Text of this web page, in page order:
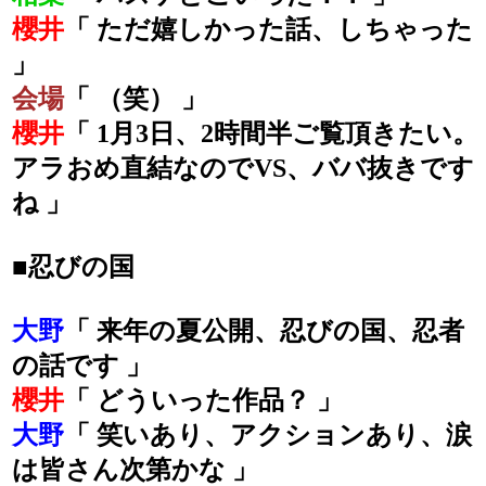
櫻井 「 ただ嬉しかった話、しちゃった
」
会場「 （笑） 」
櫻井 「 1月3日、2時間半ご覧頂きたい。
アラおめ直結なのでVS、ババ抜きです
ね 」
■忍びの国
大野 「 来年の夏公開、忍びの国、忍者
の話です 」
櫻井 「 どういった作品？ 」
大野 「 笑いあり、アクションあり、涙
は皆さん次第かな 」